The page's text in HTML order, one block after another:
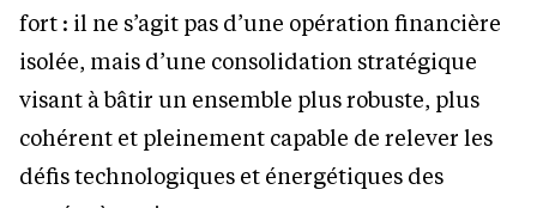
fort : il ne s’agit pas d’une opération financière
isolée, mais d’une consolidation stratégique
visant à bâtir un ensemble plus robuste, plus
cohérent et pleinement capable de relever les
défis technologiques et énergétiques des